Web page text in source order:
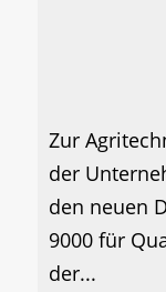
Zur
der
den neuen
9000 für
der...